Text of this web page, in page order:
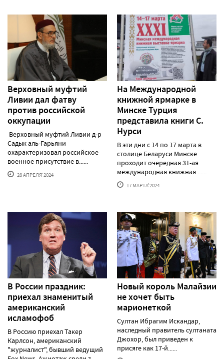
Верховный муфтий
Ливии дал фатву
против российской
оккупации
Верховный муфтий Ливии д-р
Садык аль-Гарьяни
охарактеризовал российское
военное присутствие в......
28 АПРЕЛЯ'2024
На Международной
книжной ярмарке в
Минске Турция
представила книги С.
Нурси
В эти дни с 14 по 17 марта в
столице Беларуси Минске
проходит очередная 31-ая
международная книжная ......
17 МАРТА'2024
В России праздник:
приехал знаменитый
американский
исламофоб
В Россию приехал Такер
Карлсон, американский
"журналист", бывший ведущий
Новый король Малайзии
не хочет быть
марионеткой
Султан Ибрагим Искандар,
наследный правитель султаната
Джохор, был приведен к
присяге как 17-й......